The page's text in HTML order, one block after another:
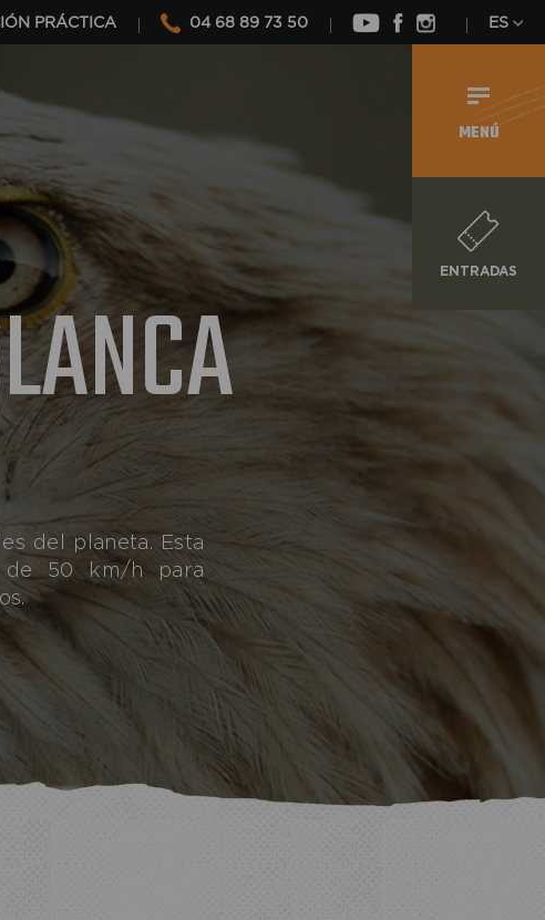
PRÁCTICA 04 68 89 73 50 ES
MENÚ
ENTRADAS
del planeta. Esta
de 50 km/h para